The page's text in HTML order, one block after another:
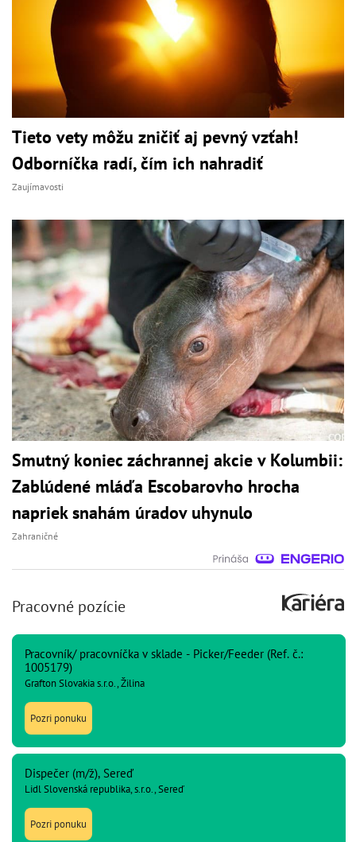
Tieto vety môžu zničiť aj pevný vzťah!
Odborníčka radí, čím ich nahradiť
Zaujímavosti
Smutný koniec záchrannej akcie v Kolumbii:
Zablúdené mláďa Escobarovho hrocha
napriek snahám úradov uhynulo
Zahraničné
Pracovné pozície
Pracovník/ pracovníčka v sklade - Picker/Feeder (Ref. č.:
1005179)
Grafton Slovakia s.r.o., Žilina
Pozri ponuku
Dispečer (m/ž), Sereď
Lidl Slovenská republika, s.r.o., Sereď
Pozri ponuku